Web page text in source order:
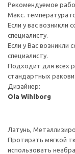
Рекомендуемое
Макс. температура
Если у вас возникли
специалисту.
Если у Вас возникли
специалисту.
Подходит для всех
стандартных
Дизайнер:
Ola Wihlborg
Латунь,
Протирать мягкой
использовать